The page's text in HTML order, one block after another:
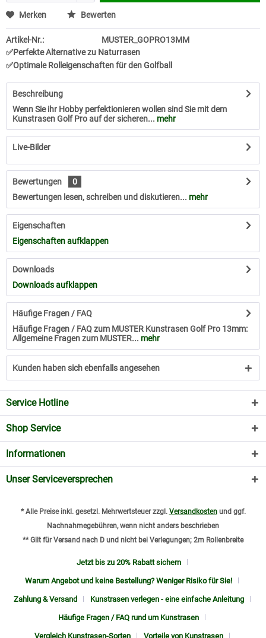
Merken Bewerten
Artikel-Nr.:
MUSTER_GOPRO13MM
✅Perfekte Alternative zu Naturrasen
✅Optimale Rolleigenschaften für den Golfball
Beschreibung
Wenn Sie ihr Hobby perfektionieren wollen sind Sie mit dem
Kunstrasen Golf Pro auf der sicheren... mehr
Live-Bilder
Bewertungen
0
Bewertungen lesen, schreiben und diskutieren... mehr
Eigenschaften
Eigenschaften aufklappen
Downloads
Downloads aufklappen
Häufige Fragen / FAQ
Häufige Fragen / FAQ zum MUSTER Kunstrasen Golf Pro 13mm:
Allgemeine Fragen zum MUSTER... mehr
Kunden haben sich ebenfalls angesehen
Service Hotline
Shop Service
Informationen
Unser Serviceversprechen
* Alle Preise inkl. gesetzl. Mehrwertsteuer zzgl. Versandkostenund ggf.
Nachnahmegebühren, wenn nicht anders beschrieben
** Gilt für Versand nach D und nicht bei Verlegungen; 2m Rollenbreite
Jetzt bis zu 20% Rabatt sichern
Warum Angebot und keine Bestellung? Weniger Risiko für Sie!
Zahlung & Versand Kunstrasen verlegen - eine einfache Anleitung
Häufige Fragen / FAQ rund um Kunstrasen
Vergleich Kunstrasen-Sorten Vorteile von Kunstrasen